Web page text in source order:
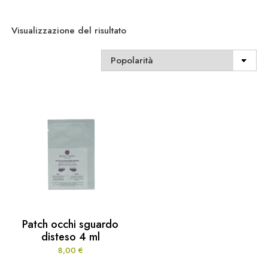
Visualizzazione del risultato
Patch occhi sguardo
disteso 4 ml
8,00 €